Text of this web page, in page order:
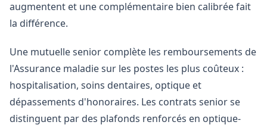
augmentent et une complémentaire bien calibrée fait
la différence.
Une mutuelle senior complète les remboursements de
l'Assurance maladie sur les postes les plus coûteux :
hospitalisation, soins dentaires, optique et
dépassements d'honoraires. Les contrats senior se
distinguent par des plafonds renforcés en optique-